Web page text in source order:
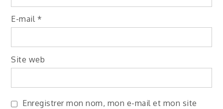
E-mail *
Site web
Enregistrer mon nom, mon e-mail et mon site